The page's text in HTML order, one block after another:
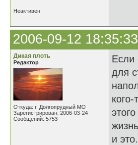
Неактивен
2006-09-12 18:35:33
Дикая плоть
Редактор
Откуда: г. Долгопрудный МО
Зарегистрирован: 2006-03-24
Сообщений: 5753
Если
для
и